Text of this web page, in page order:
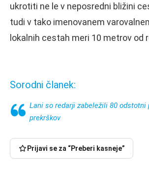
ukrotiti ne le v neposredni bližini
tudi v tako imenovanem
lokalnih cestah meri 10 metrov od
Sorodni članek:
Lani so redarji zabeležili 80 odstotni
prekrškov
Prijavi se za “Preberi kasneje”